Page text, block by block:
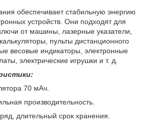
обеспечивает стабильную энергию
устройств. Они подходят для
от машины, лазерные указатели,
пульты дистанционного
весовые индикаторы, электронные
электрические игрушки и т. д.
70 мАч.
производительность.
длительный срок хранения.